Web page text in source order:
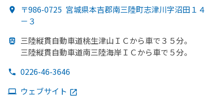
〒986-0725 宮城県本吉郡南三陸町志津川字沼田１４
－３
三陸縦貫自動車道桃生津山ＩＣから車で３５分。
三陸縦貫自動車道南三陸海岸ＩＣから車で ５分。
0226-46-3646
ウェブサイト